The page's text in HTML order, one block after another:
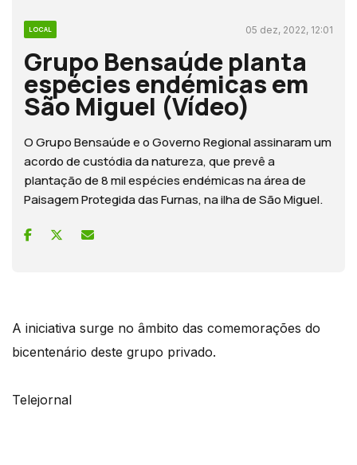
LOCAL 05 dez, 2022, 12:01
Grupo Bensaúde planta
espécies endémicas em
São Miguel (Vídeo)
O Grupo Bensaúde e o Governo Regional assinaram um
acordo de custódia da natureza, que prevê a
plantação de 8 mil espécies endémicas na área de
Paisagem Protegida das Furnas, na ilha de São Miguel.
A iniciativa surge no âmbito das comemorações do
bicentenário deste grupo privado.
Telejornal